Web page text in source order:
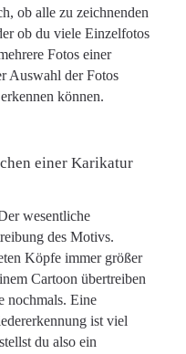
ob alle zu zeichnenden
ob du viele Einzelfotos
Fotos einer
Auswahl der Fotos
können.
einer Karikatur
wesentliche
des Motivs.
Köpfe immer größer
Cartoon übertreiben
nochmals. Eine
ist viel
du also ein